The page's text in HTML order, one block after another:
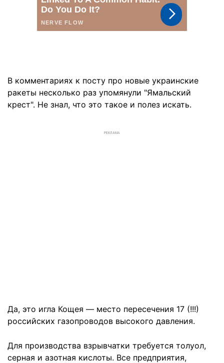
В комментариях к посту про новые украинские
ракеты несколько раз упомянули "Ямальский
крест". Не знал, что это такое и полез искать.
РЕКЛАМА
Да, это игла Кощея — место пересечения 17 (!!!)
российских газопроводов высокого давления.
Для производства взрывчатки требуется толуол,
серная и азотная кислоты. Все предприятия,